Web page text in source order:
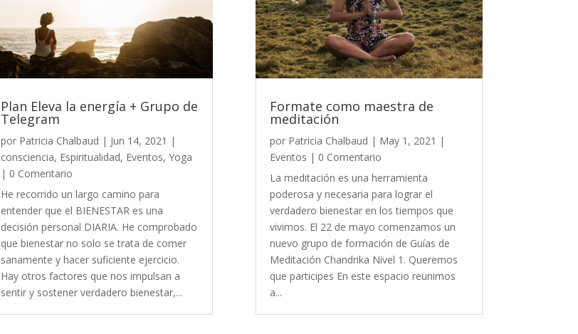
Plan Eleva la energía + Grupo de
Telegram
por Patricia Chalbaud | Jun 14, 2021 |
consciencia, Espiritualidad, Eventos, Yoga
| 0 Comentario
He recorrido un largo camino para
entender que el BIENESTAR es una
decisión personal DIARIA. He comprobado
que bienestar no solo se trata de comer
sanamente y hacer suficiente ejercicio.
Hay otros factores que nos impulsan a
sentir y sostener verdadero bienestar,...
Formate como maestra de
meditación
por Patricia Chalbaud | May 1, 2021 |
Eventos | 0 Comentario
La meditación es una herramienta
poderosa y necesaria para lograr el
verdadero bienestar en los tiempos que
vivimos. El 22 de mayo comenzamos un
nuevo grupo de formación de Guías de
Meditación Chandrika Nivel 1. Queremos
que participes En este espacio reunimos
a...